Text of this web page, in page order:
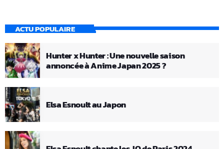
ACTU POPULAIRE
Hunter x Hunter : Une nouvelle saison
annoncée à Anime Japan 2025 ?
Elsa Esnoult au Japon